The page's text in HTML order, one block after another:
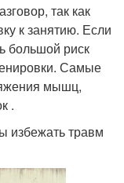
так как
к занятию. Если
большой риск
Самые
мышц,
.
избежать травм